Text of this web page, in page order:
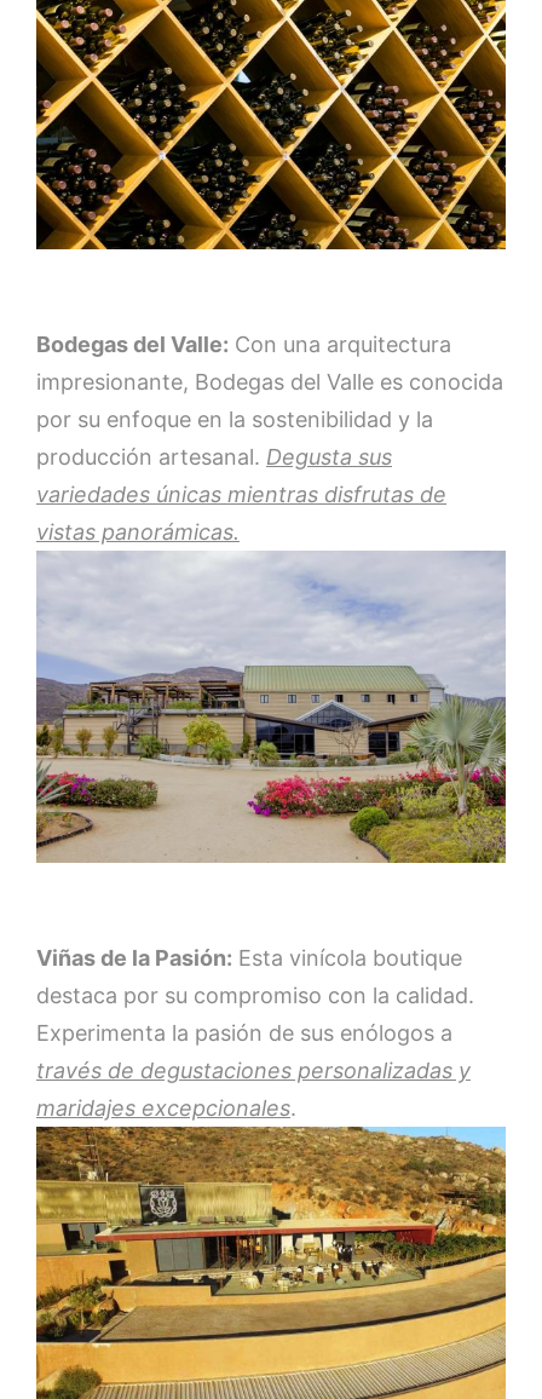
Bodegas del Valle: Con una arquitectura
impresionante, Bodegas del Valle es conocida
por su enfoque en la sostenibilidad y la
producción artesanal. Degusta sus
variedades únicas mientras disfrutas de
vistas panorámicas.
Viñas de la Pasión: Esta vinícola boutique
destaca por su compromiso con la calidad.
Experimenta la pasión de sus enólogos a
través de degustaciones personalizadas y
maridajes excepcionales.